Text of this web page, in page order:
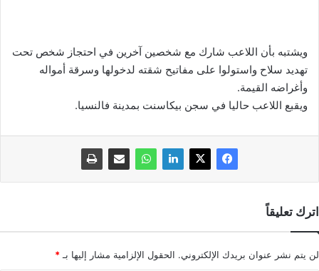
ويشتبه بأن اللاعب شارك مع شخصين آخرين في احتجاز شخص تحت
تهديد سلاح واستولوا على مفاتيح شقته لدخولها وسرقة أمواله
وأغراضه القيمة.
ويقبع اللاعب حاليا في سجن بيكاسنت بمدينة فالنسيا.
اترك تعليقاً
لن يتم نشر عنوان بريدك الإلكتروني. الحقول الإلزامية مشار إليها بـ*